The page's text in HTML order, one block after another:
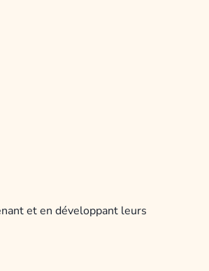
et en développant leurs